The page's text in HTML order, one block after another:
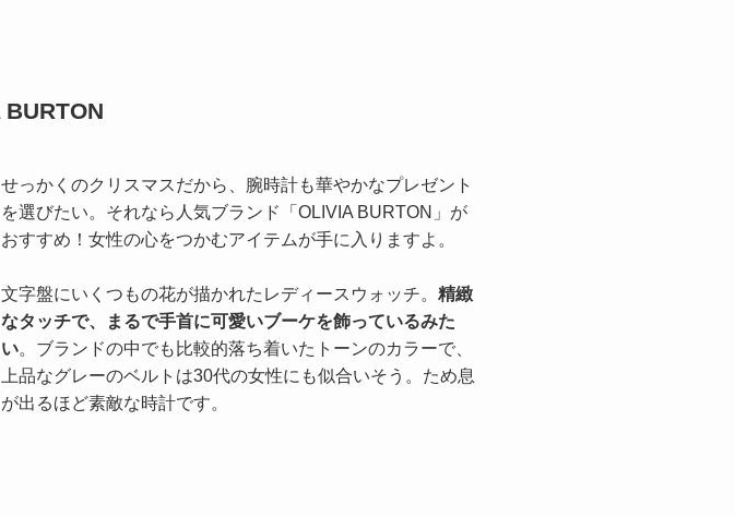
せっかくのクリスマスだから、腕時計も華やかなプレゼント
を選びたい。それなら人気ブランド「OLIVIA BURTON」が
おすすめ！女性の心をつかむアイテムが手に入りますよ。
文字盤にいくつもの花が描かれたレディースウォッチ。 精緻
なタッチで、まるで手首に可愛いブーケを飾っているみた
い。ブランドの中でも比較的落ち着いたトーンのカラーで、
上品なグレーのベルトは30代の女性にも似合いそう。ため息
が出るほど素敵な時計です。